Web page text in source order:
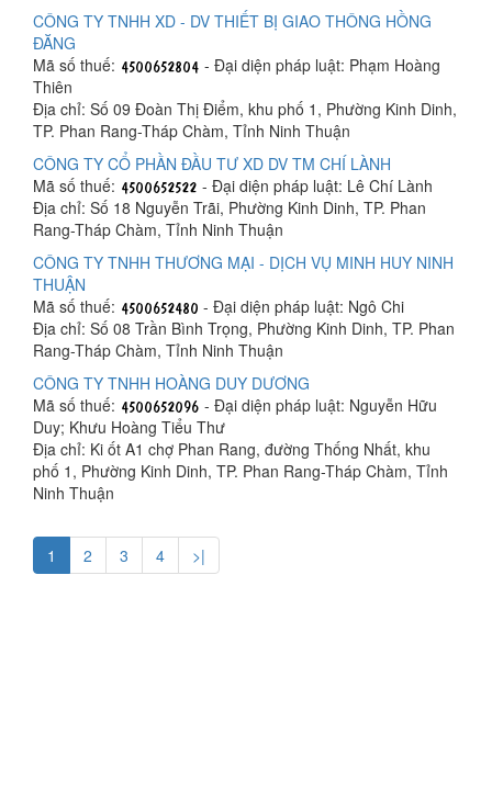
CÔNG TY TNHH XD - DV THIẾT BỊ GIAO THÔNG HỒNG
ĐĂNG
Mã số thuế:
- Đại diện pháp luật: Phạm Hoàng
Thiên
Địa chỉ: Số 09 Đoàn Thị Điểm, khu phố 1, Phường Kinh Dinh,
TP. Phan Rang-Tháp Chàm, Tỉnh Ninh Thuận
CÔNG TY CỔ PHẦN ĐẦU TƯ XD DV TM CHÍ LÀNH
Mã số thuế:
- Đại diện pháp luật: Lê Chí Lành
Địa chỉ: Số 18 Nguyễn Trãi, Phường Kinh Dinh, TP. Phan
Rang-Tháp Chàm, Tỉnh Ninh Thuận
CÔNG TY TNHH THƯƠNG MẠI - DỊCH VỤ MINH HUY NINH
THUẬN
Mã số thuế:
- Đại diện pháp luật: Ngô Chi
Địa chỉ: Số 08 Trần Bình Trọng, Phường Kinh Dinh, TP. Phan
Rang-Tháp Chàm, Tỉnh Ninh Thuận
CÔNG TY TNHH HOÀNG DUY DƯƠNG
Mã số thuế:
- Đại diện pháp luật: Nguyễn Hữu
Duy; Khưu Hoàng Tiểu Thư
Địa chỉ: Ki ốt A1 chợ Phan Rang, đường Thống Nhất, khu
phố 1, Phường Kinh Dinh, TP. Phan Rang-Tháp Chàm, Tỉnh
Ninh Thuận
1 2 3 4 >|